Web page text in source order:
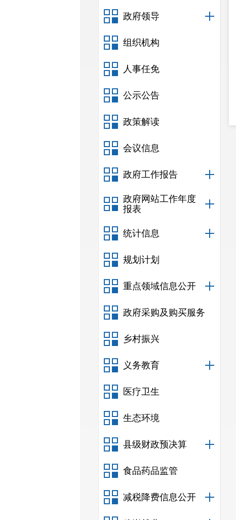
政府领导
组织机构
人事任免
公示公告
政策解读
会议信息
政府工作报告
政府网站工作年度
报表
统计信息
规划计划
重点领域信息公开
政府采购及购买服务
乡村振兴
义务教育
医疗卫生
生态环境
县级财政预决算
食品药品监管
减税降费信息公开